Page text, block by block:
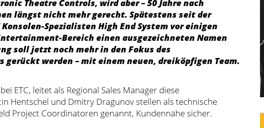
Theatre Controls, wird aber – 50 Jahre nach
längst nicht mehr gerecht. Spätestens seit der
Spezialisten High End System vor einigen
Bereich einen ausgezeichneten Namen
soll jetzt noch mehr in den Fokus des
werden – mit einem neuen, dreiköpfigen Team.
ETC, leitet als Regional Sales Manager diese
Hentschel und Dmitry Dragunov stellen als technische
Project Coordinatoren genannt, Kundennähe sicher.